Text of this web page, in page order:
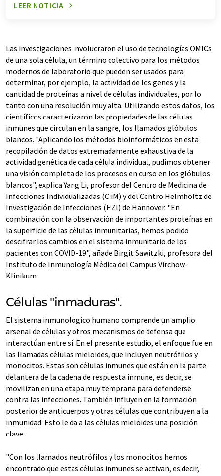
LEER NOTICIA
Las investigaciones involucraron el uso de tecnologías OMICs
de una sola célula, un término colectivo para los métodos
modernos de laboratorio que pueden ser usados para
determinar, por ejemplo, la actividad de los genes y la
cantidad de proteínas a nivel de células individuales, por lo
tanto con una resolución muy alta. Utilizando estos datos, los
científicos caracterizaron las propiedades de las células
inmunes que circulan en la sangre, los llamados glóbulos
blancos. "Aplicando los métodos bioinformáticos en esta
recopilación de datos extremadamente exhaustiva de la
actividad genética de cada célula individual, pudimos obtener
una visión completa de los procesos en curso en los glóbulos
blancos", explica Yang Li, profesor del Centro de Medicina de
Infecciones Individualizadas (CiiM) y del Centro Helmholtz de
Investigación de Infecciones (HZI) de Hannover. "En
combinación con la observación de importantes proteínas en
la superficie de las células inmunitarias, hemos podido
descifrar los cambios en el sistema inmunitario de los
pacientes con COVID-19", añade Birgit Sawitzki, profesora del
Instituto de Inmunología Médica del Campus Virchow-
Klinikum.
Células "inmaduras".
El sistema inmunológico humano comprende un amplio
arsenal de células y otros mecanismos de defensa que
interactúan entre sí. En el presente estudio, el enfoque fue en
las llamadas células mieloides, que incluyen neutrófilos y
monocitos. Estas son células inmunes que están en la parte
delantera de la cadena de respuesta inmune, es decir, se
movilizan en una etapa muy temprana para defenderse
contra las infecciones. También influyen en la formación
posterior de anticuerpos y otras células que contribuyen a la
inmunidad. Esto le da a las células mieloides una posición
clave.
"Con los llamados neutrófilos y los monocitos hemos
encontrado que estas células inmunes se activan, es decir,